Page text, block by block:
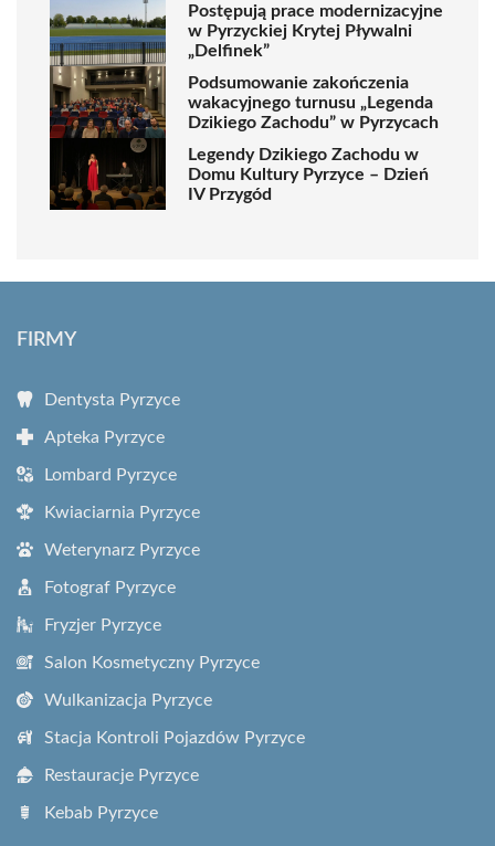
Postępują prace modernizacyjne
w Pyrzyckiej Krytej Pływalni
„Delfinek”
Podsumowanie zakończenia
wakacyjnego turnusu „Legenda
Dzikiego Zachodu” w Pyrzycach
Legendy Dzikiego Zachodu w
Domu Kultury Pyrzyce – Dzień
IV Przygód
FIRMY
Dentysta Pyrzyce
Apteka Pyrzyce
Lombard Pyrzyce
Kwiaciarnia Pyrzyce
Weterynarz Pyrzyce
Fotograf Pyrzyce
Fryzjer Pyrzyce
Salon Kosmetyczny Pyrzyce
Wulkanizacja Pyrzyce
Stacja Kontroli Pojazdów Pyrzyce
Restauracje Pyrzyce
Kebab Pyrzyce